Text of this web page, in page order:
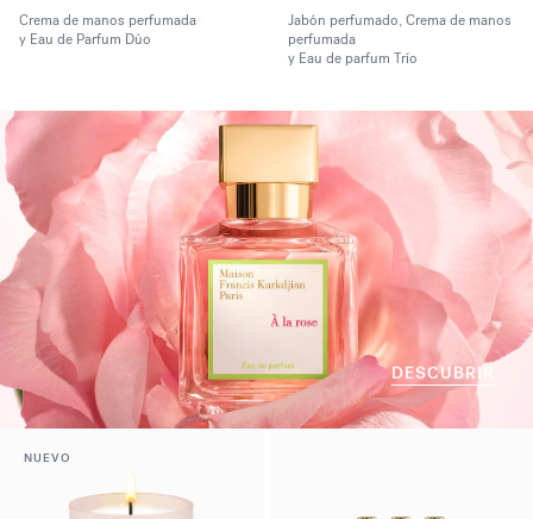
Crema de manos perfumada
y Eau de Parfum Dúo
Jabón perfumado, Crema de manos
perfumada
y Eau de parfum Trío
DESCUBRIR
NUEVO